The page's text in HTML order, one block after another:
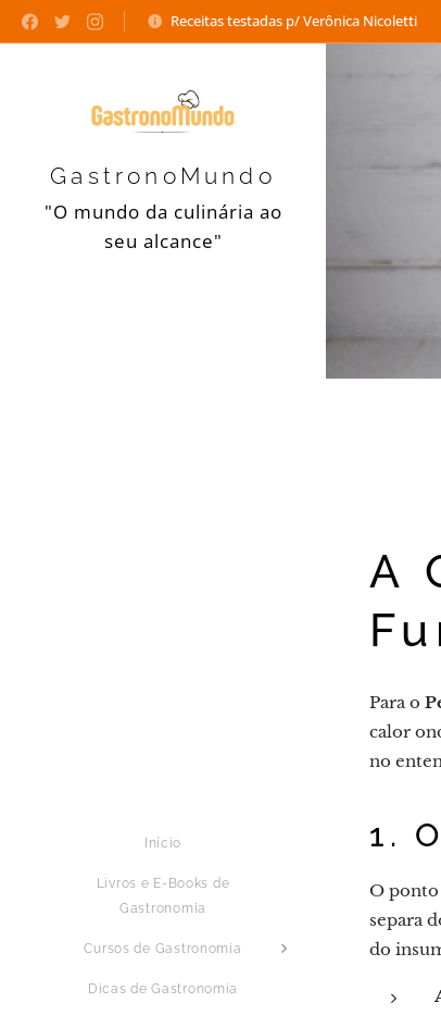
Receitas testadas p/ Verônica Nicoletti
GastronoMundo
"O mundo da culinária ao
seu alcance"
Início
Livros e E-Books de
Gastronomia
Cursos de Gastronomia
Dicas de Gastronomia
A
Para o
calor
no
1.
O ponto
separa
do